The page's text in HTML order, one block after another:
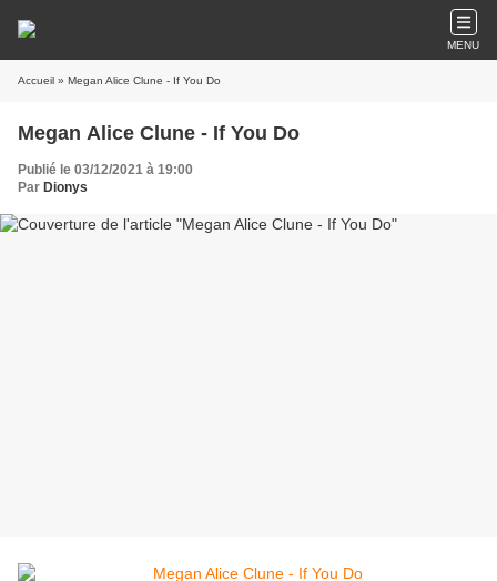
MENU
Accueil » Megan Alice Clune - If You Do
Megan Alice Clune - If You Do
Publié le 03/12/2021 à 19:00
Par Dionys